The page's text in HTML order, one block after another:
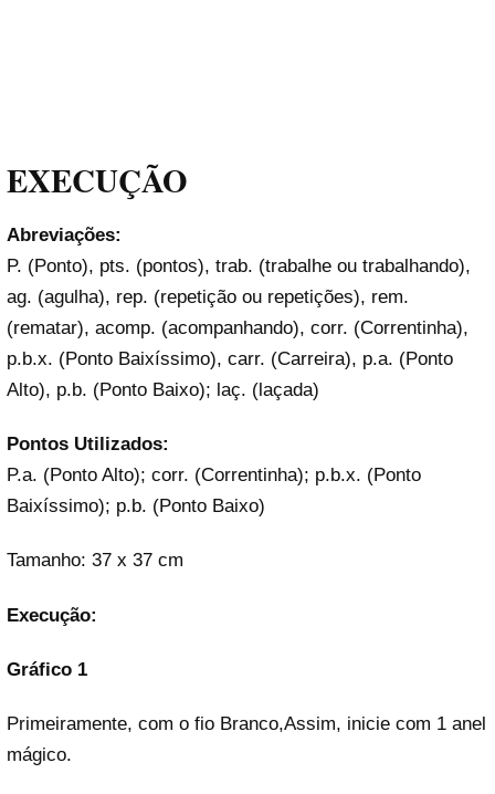
EXECUÇÃO
Abreviações:
P. (Ponto), pts. (pontos), trab. (trabalhe ou trabalhando),
ag. (agulha), rep. (repetição ou repetições), rem.
(rematar), acomp. (acompanhando), corr. (Correntinha),
p.b.x. (Ponto Baixíssimo), carr. (Carreira), p.a. (Ponto
Alto), p.b. (Ponto Baixo); laç. (laçada)
Pontos Utilizados:
P.a. (Ponto Alto); corr. (Correntinha); p.b.x. (Ponto
Baixíssimo); p.b. (Ponto Baixo)
Tamanho: 37 x 37 cm
Execução:
Gráfico 1
Primeiramente, com o fio Branco,Assim, inicie com 1 anel
mágico.